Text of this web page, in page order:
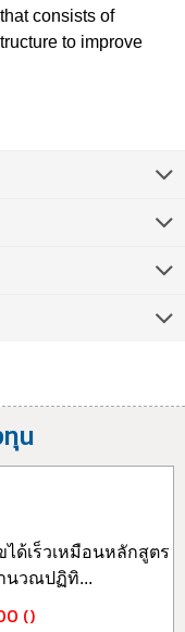
consists of
to improve
น
ด้เร็วเหมือนหลักสูตร
นวณปฏิทิ...
()